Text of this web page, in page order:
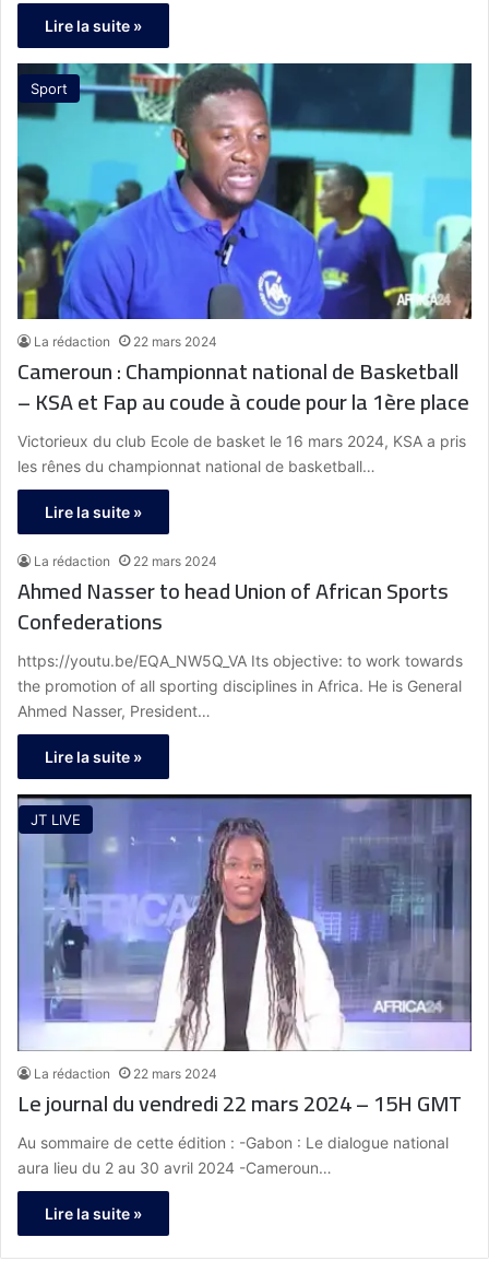
Lire la suite »
Sport
La rédaction 22 mars 2024
Cameroun : Championnat national de Basketball
– KSA et Fap au coude à coude pour la 1ère place
Victorieux du club Ecole de basket le 16 mars 2024, KSA a pris
les rênes du championnat national de basketball…
Lire la suite »
La rédaction 22 mars 2024
Ahmed Nasser to head Union of African Sports
Confederations
https://youtu.be/EQA_NW5Q_VA Its objective: to work towards
the promotion of all sporting disciplines in Africa. He is General
Ahmed Nasser, President…
Lire la suite »
JT LIVE
La rédaction 22 mars 2024
Le journal du vendredi 22 mars 2024 – 15H GMT
Au sommaire de cette édition : -Gabon : Le dialogue national
aura lieu du 2 au 30 avril 2024 -Cameroun…
Lire la suite »